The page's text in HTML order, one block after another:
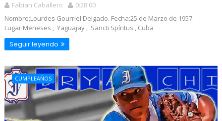
Fabian Caballero
0:28:00
Nombre;Lourdes Gourriel Delgado. Fecha:25 de Marzo de 1957.
Lugar:Meneses , Yaguajay , Sancti Spíritus , Cuba
Seguir leyendo
CUMPLEAÑOS